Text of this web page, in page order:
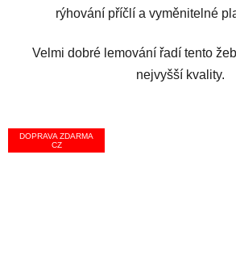
rýhování příčlí a vyměnitelné
Velmi dobré lemování řadí tento
nejvyšší kvality.
DOPRAVA ZDARMA
CZ